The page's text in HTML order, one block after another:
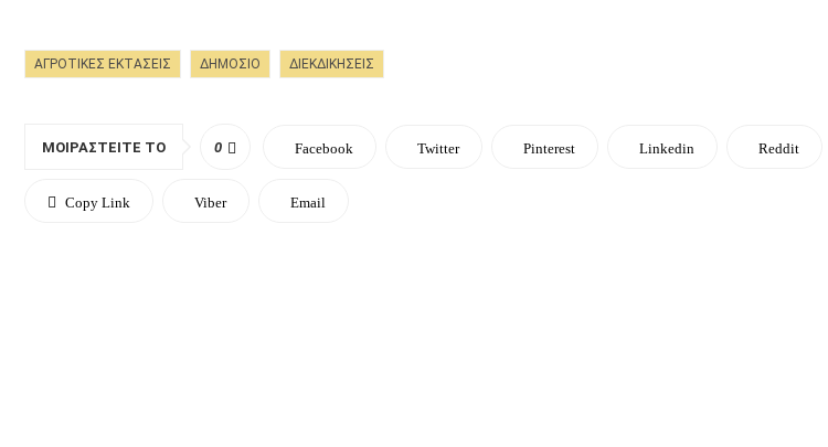
ΑΓΡΟΤΙΚΈΣ ΕΚΤΆΣΕΙΣ ΔΗΜΟΣΙΟ ΔΙΕΚΔΙΚΉΣΕΙΣ
ΜΟΙΡΑΣΤΕΊΤΕ ΤΟ 0 Facebook Twitter Pinterest Linkedin Reddit
Copy Link Viber Email